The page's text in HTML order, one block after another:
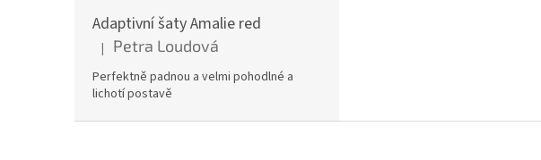
Adaptivní šaty Amalie red
Hodnocení produktu je 5 z 5 hvězdiček.
| Petra Loudová
Perfektně padnou a velmi pohodlné a
lichotí postavě